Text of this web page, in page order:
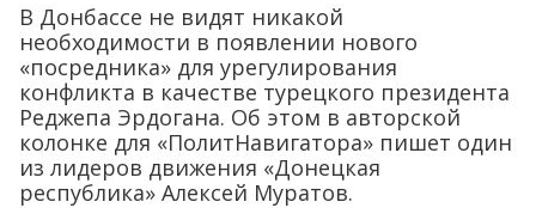
В Донбассе не видят никакой
необходимости в появлении нового
«посредника» для урегулирования
конфликта в качестве турецкого президента
Реджепа Эрдогана. Об этом в авторской
колонке для «ПолитНавигатора» пишет один
из лидеров движения «Донецкая
республика» Алексей Муратов.